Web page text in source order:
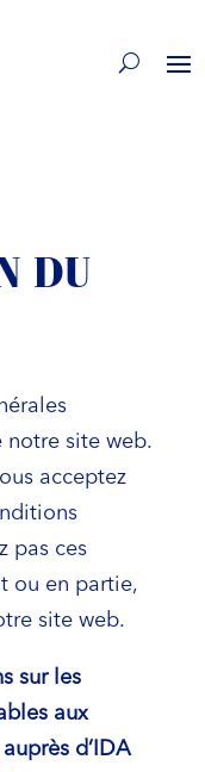
DU
notre site web.
acceptez
pas ces
ou en partie,
site web.
sur les
aux
d’IDA